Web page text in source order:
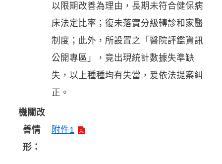
以限期改善為理由，長期未符合健保病
床法定比率；復未落實分級轉診和家醫
制度；此外，所設置之「醫院評鑑資訊
公開專區」，竟出現統計數據失準缺
失，以上種種均有失當，爰依法提案糾
正。
機關改
善情
形：
附件1